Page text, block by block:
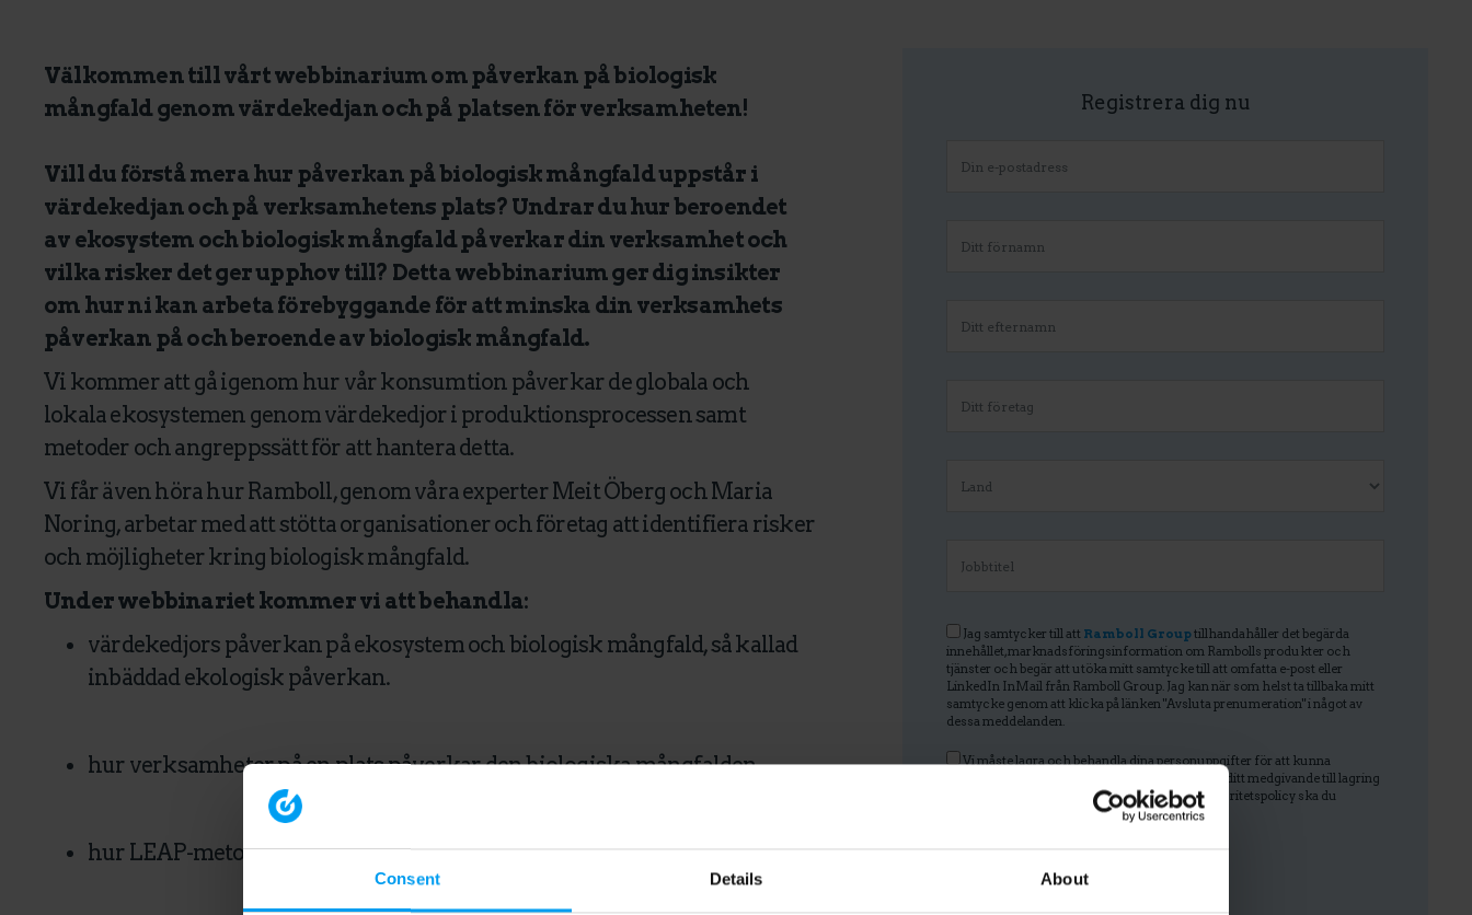
Consent Details About
Välkommen till vårt webbinarium om påverkan på biologisk
mångfald genom värdekedjan och på platsen för verksamheten!
Vill du förstå mera hur påverkan på biologisk mångfald uppstår i
värdekedjan och på verksamhetens plats? Undrar du hur beroendet
av ekosystem och biologisk mångfald påverkar din verksamhet och
vilka risker det ger upphov till? Detta webbinarium ger dig insikter
om hur ni kan arbeta förebyggande för att minska din verksamhets
påverkan på och beroende av biologisk mångfald.
Vi kommer att gå igenom hur vår konsumtion påverkar de globala och
lokala ekosystemen genom värdekedjor i produktionsprocessen samt
metoder och angreppssätt för att hantera detta.
Vi får även höra hur Ramboll, genom våra experter Meit Öberg och Maria
Noring, arbetar med att stötta organisationer och företag att identifiera risker
och möjligheter kring biologisk mångfald.
Under webbinariet kommer vi att behandla:
värdekedjors påverkan på ekosystem och biologisk mångfald, så kallad
inbäddad ekologisk påverkan.
hur verksamheter på en plats påverkar den biologiska mångfalden.
hur LEAP-metoden kan användas för att hantera risker.
Registrera dig nu
Jag samtycker till att Ramboll Grouptillhandahåller det begärda
innehållet, marknadsföringsinformation om Rambolls produkter och
tjänster och begär att utöka mitt samtycke till att omfatta e-post eller
LinkedIn InMail från Ramboll Group. Jag kan när som helst ta tillbaka mitt
samtycke genom att klicka på länken "Avsluta prenumeration" i något av
dessa meddelanden.
Vi måste lagra och behandla dina personuppgifter för att kunna
tillhandahålla det begärda innehållet. Om du ger ditt medgivande till lagring
av personuppgifter och till Ramboll Groups integritetspolicy ska du